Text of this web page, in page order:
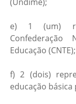
e) 1 (um)
Confederação
Educação (CNTE);
f) 2 (dois)
educação básica